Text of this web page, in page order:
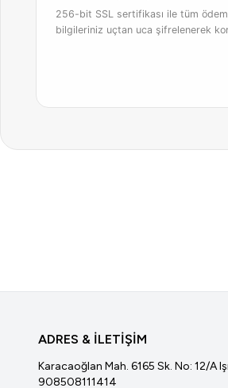
256-bit SSL sertifikası ile tüm
bilgileriniz uçtan uca şifrelenerek
ADRES & İLETİŞİM
Karacaoğlan Mah. 6165 Sk. No: 12/A
908508111414